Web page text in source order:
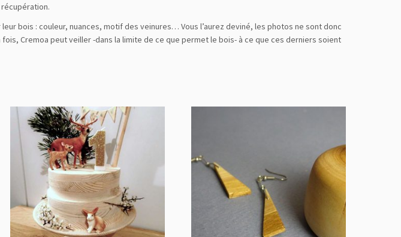
bois : couleur, nuances, motif des veinures… Vous l’aurez deviné, les photos ne sont donc
Cremoa peut veiller -dans la limite de ce que permet le bois- à ce que ces derniers soient